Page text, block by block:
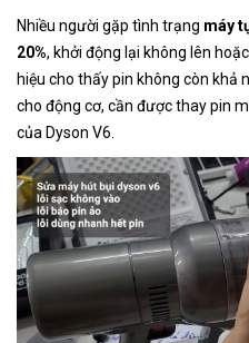
Nhiều người gặp tình trạng máy
20%, khởi động lại không lên
hiệu cho thấy pin không còn khả
cho động cơ, cần được thay pin
của Dyson V6.